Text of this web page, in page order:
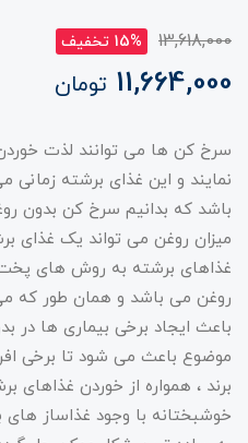
13,618,000 15% تخفیف
11,664,000 تومان
سرخ کن ها می توانند لذت خوردن
نمایند و این غذای برشته زمانی
میزان روغن می تواند یک غذای
غذاهای برشته به روش های پخت
روغن می باشد و همان طور که می
باعث ایجاد برخی بیماری ها در
موضوع باعث می شود تا برخی
برند ، همواره از خوردن غذاهای
خوشبختانه با وجود غذاساز